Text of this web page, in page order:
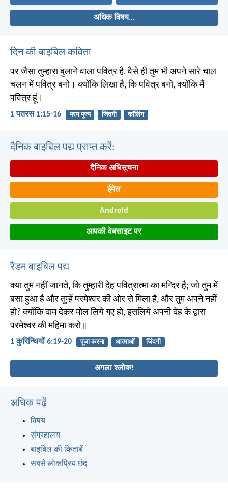
अधिक विषय...
दिन की बाइबिल कविता
पर जैसा तुम्हारा बुलाने वाला पवित्र है, वैसे ही तुम भी अपने सारे चाल
चलन में पवित्र बनो। क्योंकि लिखा है, कि पवित्र बनो, क्योंकि मैं
पवित्र हूं।
1 पतरस 1:15-16 परम पूज्य जिंदगी कॉलिंग
दैनिक बाइबिल पद्य प्राप्त करें:
दैनिक अधिसूचना
ईमेल
Android
आपकी वेबसाइट पर
रैंडम बाइबिल पद्य
क्या तुम नहीं जानते, कि तुम्हारी देह पवित्रात्मा का मन्दिर है; जो तुम में
बसा हुआ है और तुम्हें परमेश्वर की ओर से मिला है, और तुम अपने नहीं
हो? क्योंकि दाम देकर मोल लिये गए हो, इसलिये अपनी देह के द्वारा
परमेश्वर की महिमा करो॥
1 कुरिन्थियों 6:19-20 पूजा करना आत्माओं जिंदगी
अगला श्लोक!
अधिक पढ़ें
विषय
संग्रहालय
बाइबिल की किताबें
सबसे लोकप्रिय छंद